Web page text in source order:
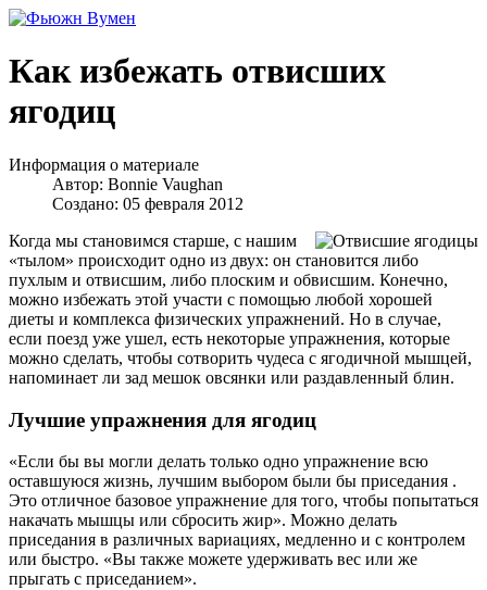
Как избежать отвисших
ягодиц
Информация о материале
Автор: Bonnie Vaughan
Создано: 05 февраля 2012
Когда мы становимся старше, с нашим
«тылом» происходит одно из двух: он становится либо
пухлым и отвисшим, либо плоским и обвисшим. Конечно,
можно избежать этой участи с помощью любой хорошей
диеты и комплекса физических упражнений. Но в случае,
если поезд уже ушел, есть некоторые упражнения, которые
можно сделать, чтобы сотворить чудеса с ягодичной мышцей,
напоминает ли зад мешок овсянки или раздавленный блин.
Лучшие упражнения для ягодиц
«Если бы вы могли делать только одно упражнение всю
оставшуюся жизнь, лучшим выбором были бы приседания .
Это отличное базовое упражнение для того, чтобы попытаться
накачать мышцы или сбросить жир». Можно делать
приседания в различных вариациях, медленно и с контролем
или быстро. «Вы также можете удерживать вес или же
прыгать с приседанием».